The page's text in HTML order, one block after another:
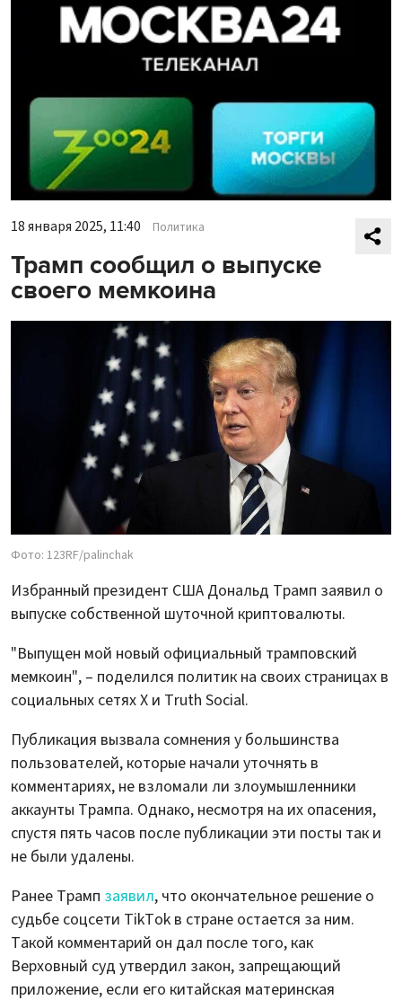
18 января 2025, 11:40 Политика
Трамп сообщил о выпуске
своего мемкоина
Фото: 123RF/palinchak
Избранный президент США Дональд Трамп заявил о
выпуске собственной шуточной криптовалюты.
"Выпущен мой новый официальный трамповский
мемкоин", – поделился политик на своих страницах в
социальных сетях Х и Truth Social.
Публикация вызвала сомнения у большинства
пользователей, которые начали уточнять в
комментариях, не взломали ли злоумышленники
аккаунты Трампа. Однако, несмотря на их опасения,
спустя пять часов после публикации эти посты так и
не были удалены.
Ранее Трамп заявил, что окончательное решение о
судьбе соцсети TikTok в стране остается за ним.
Такой комментарий он дал после того, как
Верховный суд утвердил закон, запрещающий
приложение, если его китайская материнская